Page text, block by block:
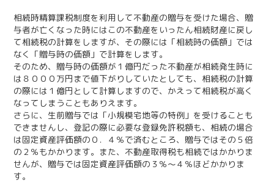
相続時精算課税制度を利用して不動産の贈与を受けた場合、贈
与者が亡くなった時にはこの不動産をいったん相続財産に戻し
て相続税の計算をしますが、その際には「相続時の価額」では
なく「贈与時の価額」で計算をします。
そのため、贈与時の価額が１億円だった不動産が相続発生時に
は８０００万円まで値下がりしていたとしても、相続税の計算
の際には１億円として計算しますので、かえって相続税が高く
なってしまうこともありえます。
さらに、生前贈与では「小規模宅地等の特例」を受けることも
できませんし、登記の際に必要な登録免許税額も、相続の場合
は固定資産評価額の０．４％で済むところ、贈与ではその５倍
の２％もかかります。また、不動産取得税も相続ではかかりま
せんが、贈与では固定資産評価額の３％～４％ほどかかりま
す。